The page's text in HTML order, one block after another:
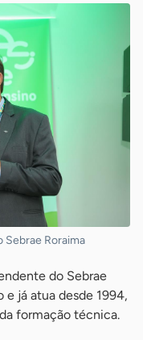
Roraima
do Sebrae
e já atua desde 1994,
formação técnica.